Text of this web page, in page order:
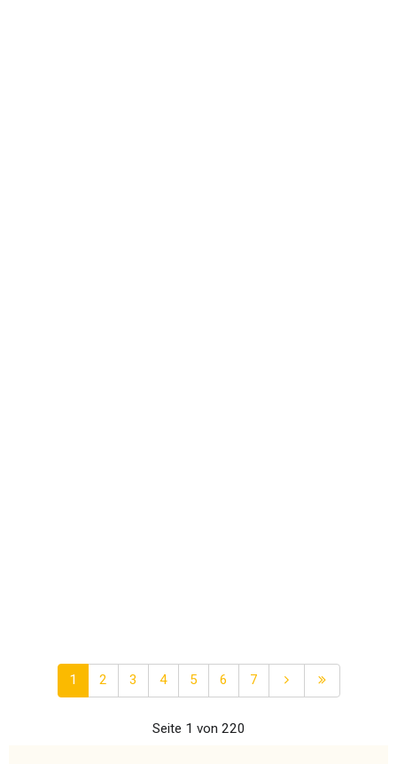
1 2 3 4 5 6 7
Seite 1 von 220